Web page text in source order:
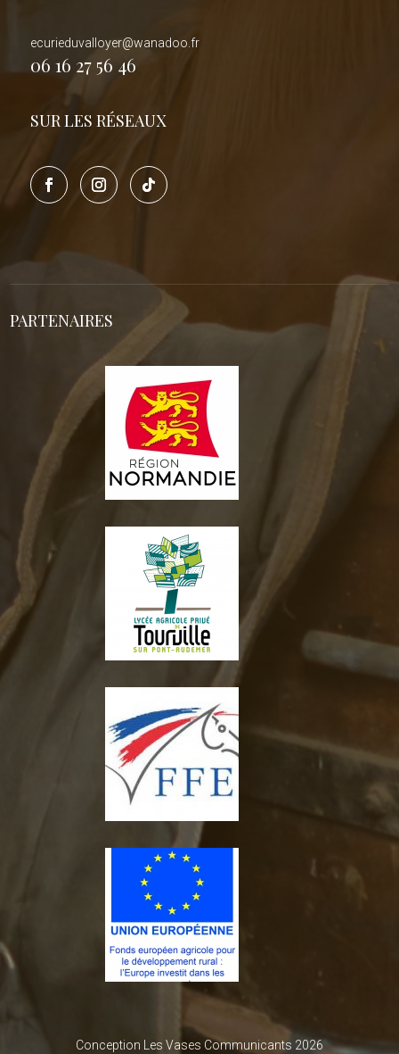
ecurieduvalloyer@wanadoo.fr
06 16 27 56 46
SUR LES RÉSEAUX
PARTENAIRES
Conception Les Vases Communicants 2026